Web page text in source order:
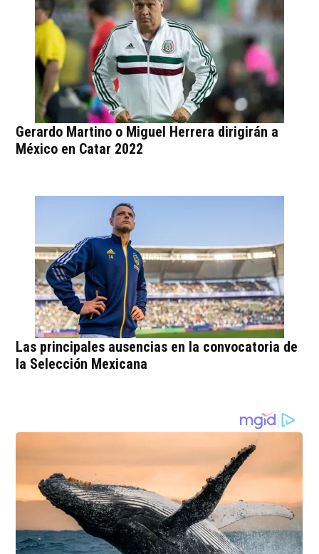
Gerardo Martino o Miguel Herrera dirigirán a
México en Catar 2022
Las principales ausencias en la convocatoria de
la Selección Mexicana